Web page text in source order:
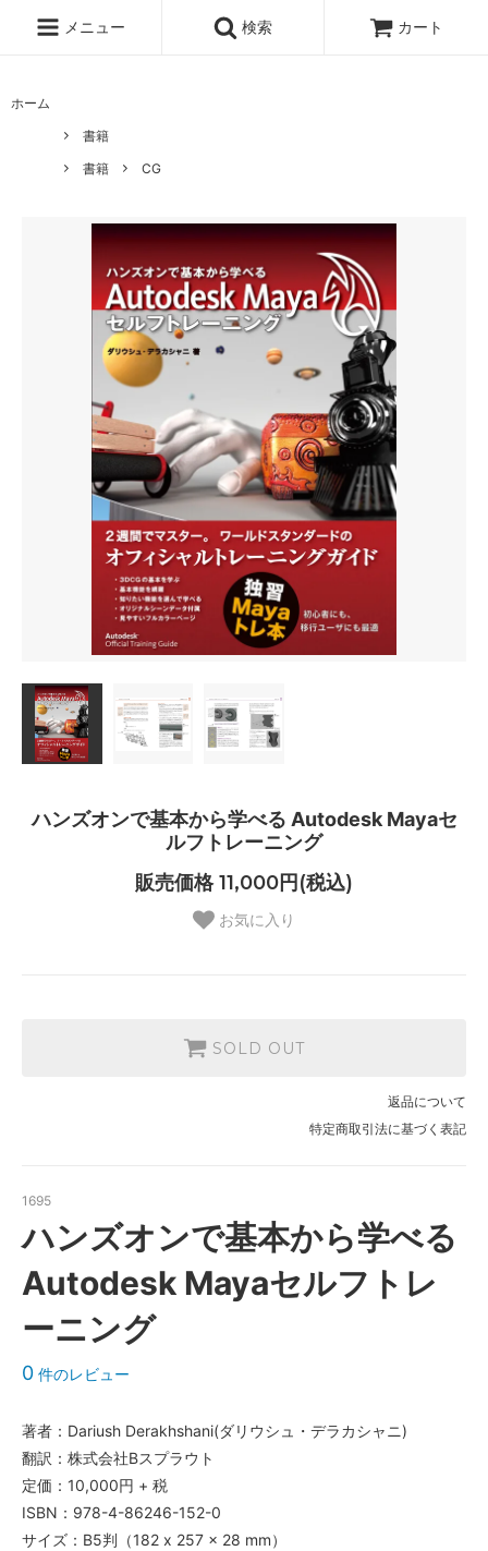
メニュー 検索 カート
ホーム
書籍
書籍
CG
ハンズオンで基本から学べる Autodesk Mayaセ
ルフトレーニング
販売価格 11,000円(税込)
お気に入り
SOLD OUT
返品について
特定商取引法に基づく表記
1695
ハンズオンで基本から学べる
Autodesk Mayaセルフトレ
ーニング
0 件のレビュー
著者：Dariush Derakhshani(ダリウシュ・デラカシャニ)
翻訳：株式会社Bスプラウト
定価：10,000円 + 税
ISBN：978-4-86246-152-0
サイズ：B5判（182 x 257 x 28 mm）